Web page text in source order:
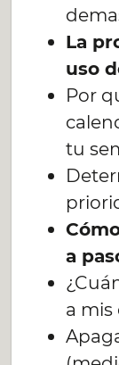
La
uso
Por
tu
a
a mis